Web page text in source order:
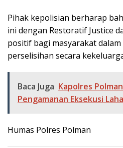
Pihak kepolisian berharap
ini dengan Restoratif Justice
positif bagi masyarakat
perselisihan secara
Baca Juga Kapolres
Pengamanan Eksekusi
Humas Polres Polman